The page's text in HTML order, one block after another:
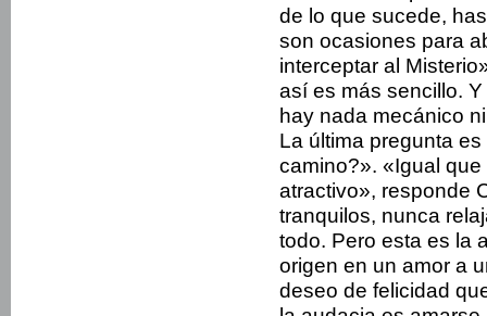
de lo que sucede,
son ocasiones para
interceptar al
así es más sencillo.
hay nada mecánico
La última pregunta
camino?». «Igual
atractivo», responde
tranquilos, nunca
todo. Pero esta es la
origen en un amor a
deseo de felicidad